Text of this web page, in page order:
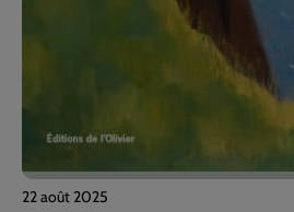
22 août 2025